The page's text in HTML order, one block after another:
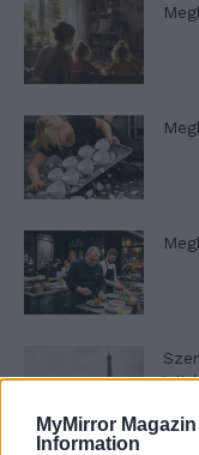
MyMirror Magazin
Information